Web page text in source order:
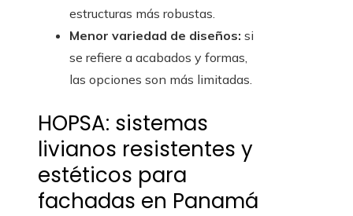
estructuras más robustas.
Menor variedad de diseños: si
se refiere a acabados y formas,
las opciones son más limitadas.
HOPSA: sistemas
livianos resistentes y
estéticos para
fachadas en Panamá